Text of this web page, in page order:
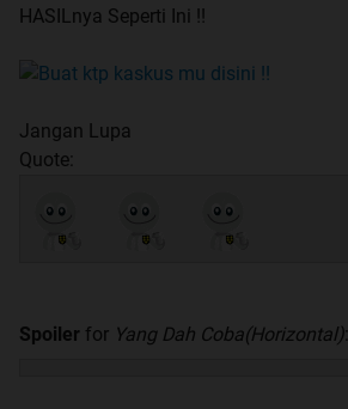
HASILnya Seperti Ini !!
Jangan Lupa
Quote:
Spoiler for Yang Dah Coba(Horizontal):